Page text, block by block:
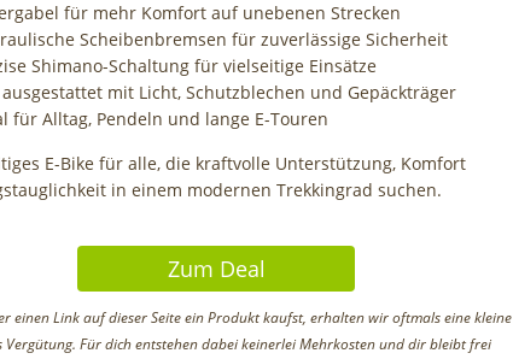
für mehr Komfort auf unebenen Strecken
Scheibenbremsen für zuverlässige Sicherheit
Shimano-Schaltung für vielseitige Einsätze
mit Licht, Schutzblechen und Gepäckträger
für Alltag, Pendeln und lange E-Touren
E-Bike für alle, die kraftvolle Unterstützung, Komfort
in einem modernen Trekkingrad suchen.
Zum Deal
einen Link auf dieser Seite ein Produkt kaufst, erhalten wir oftmals eine kleine
Vergütung. Für dich entstehen dabei keinerlei Mehrkosten und dir bleibt frei